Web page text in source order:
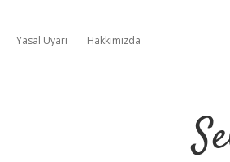
Yasal Uyarı Hakkımızda